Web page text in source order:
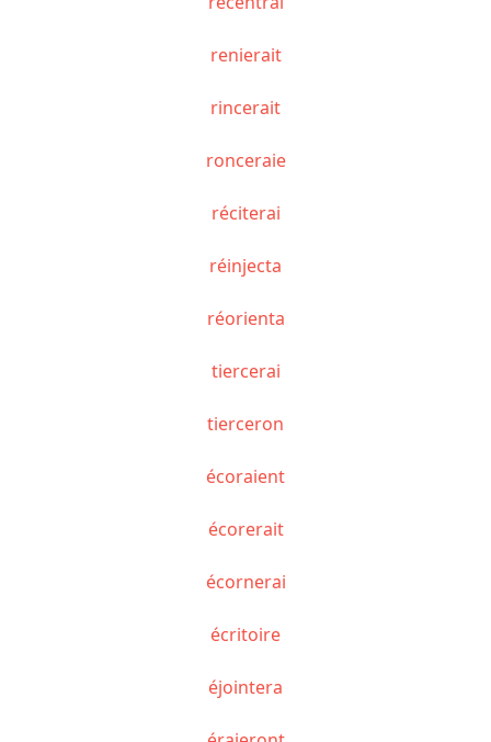
renierait
rincerait
ronceraie
réciterai
réinjecta
réorienta
tiercerai
tierceron
écoraient
écorerait
écornerai
écritoire
éjointera